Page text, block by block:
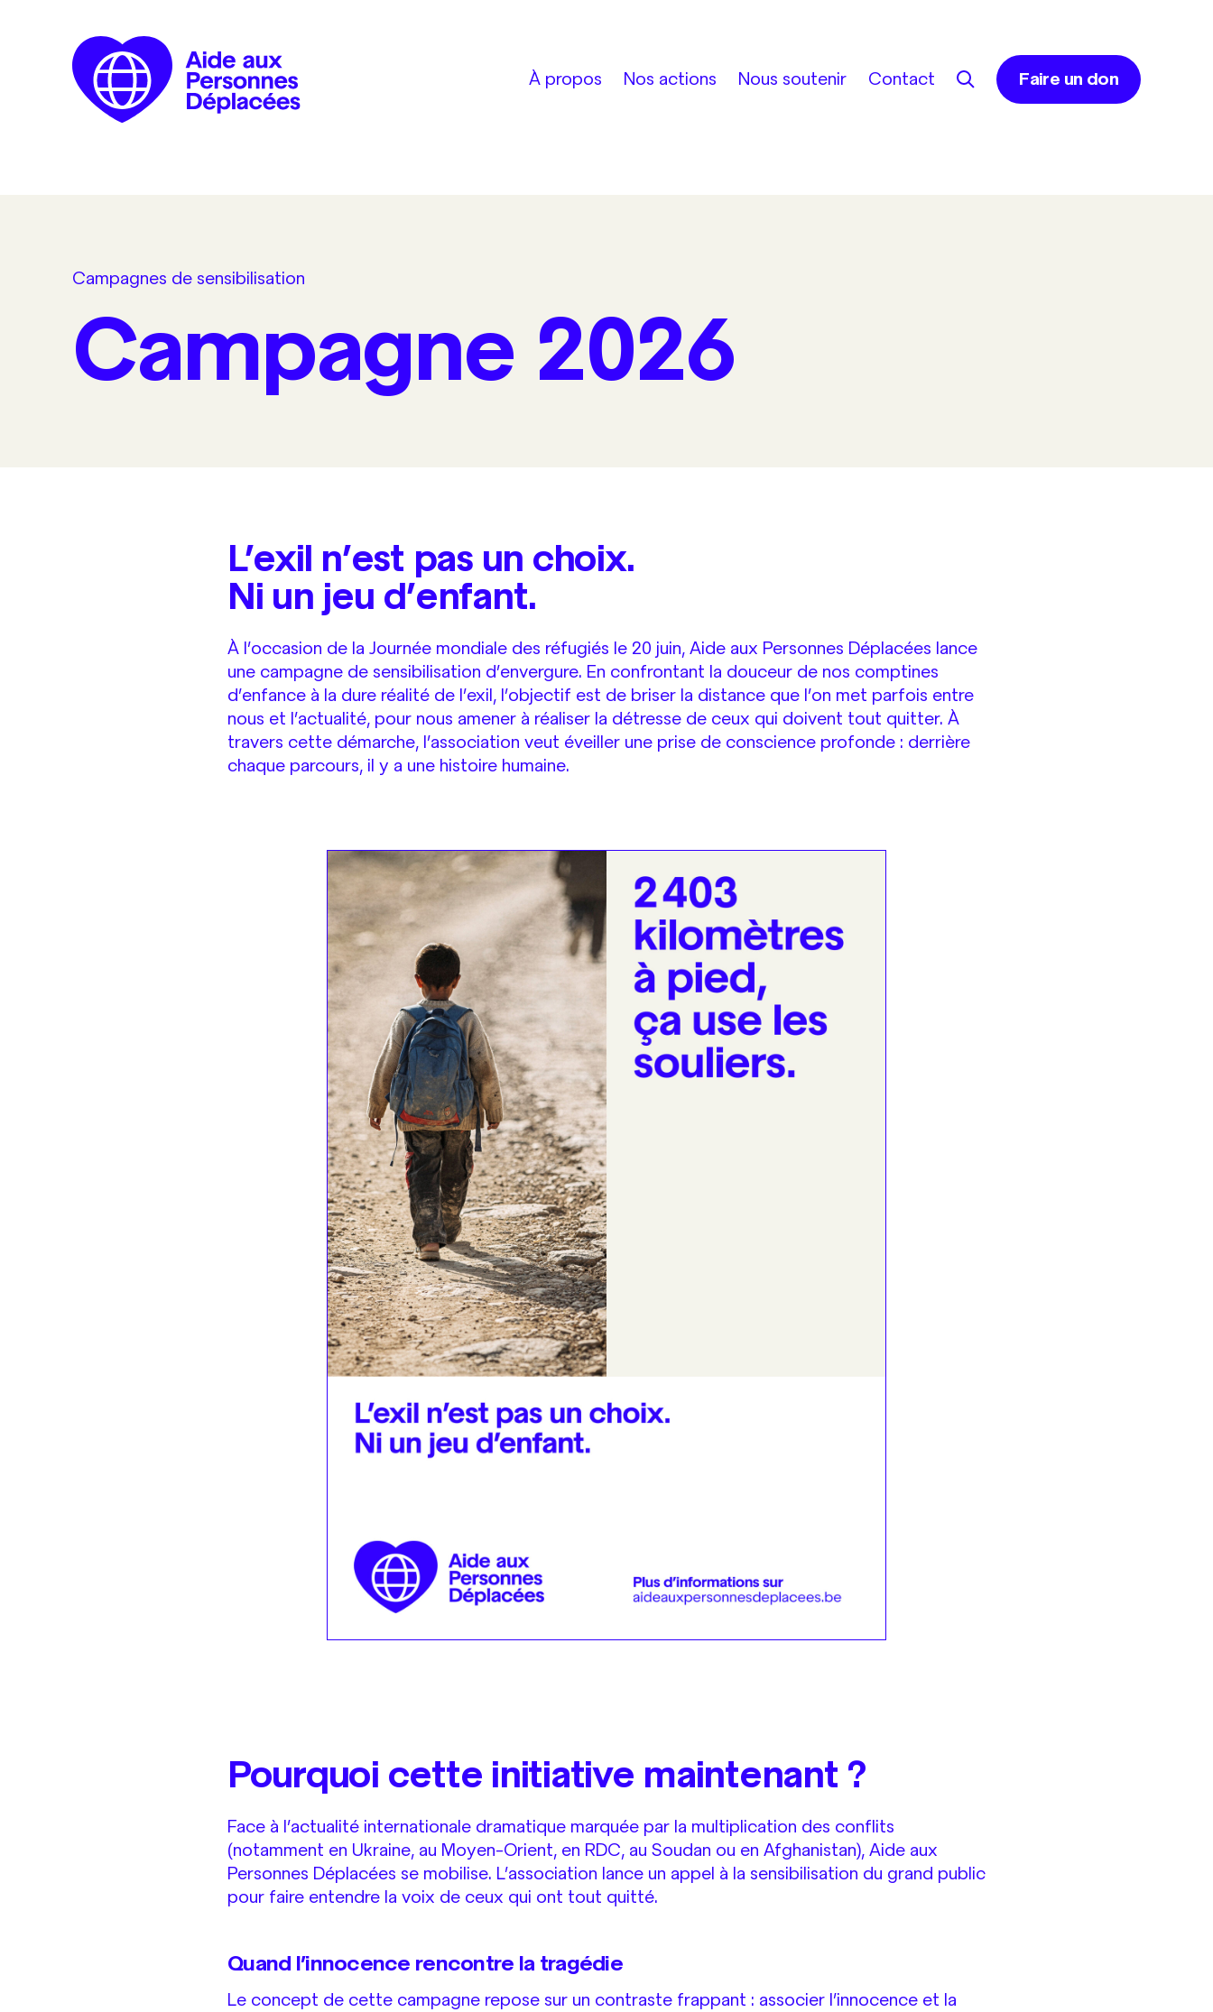
À propos Nos actions Nous soutenir Contact Faire un don
Campagnes de sensibilisation
Campagne 2026
L’exil n’est pas un choix.
Ni un jeu d’enfant.
À l’occasion de la Journée mondiale des réfugiés le 20 juin, Aide aux Personnes Déplacées lance
une campagne de sensibilisation d’envergure. En confrontant la douceur de nos comptines
d’enfance à la dure réalité de l’exil, l’objectif est de briser la distance que l’on met parfois entre
nous et l’actualité, pour nous amener à réaliser la détresse de ceux qui doivent tout quitter. À
travers cette démarche, l’association veut éveiller une prise de conscience profonde : derrière
chaque parcours, il y a une histoire humaine.
Pourquoi cette initiative maintenant ?
Face à l’actualité internationale dramatique marquée par la multiplication des conflits
(notamment en Ukraine, au Moyen-Orient, en RDC, au Soudan ou en Afghanistan), Aide aux
Personnes Déplacées se mobilise. L’association lance un appel à la sensibilisation du grand public
pour faire entendre la voix de ceux qui ont tout quitté.
Quand l’innocence rencontre la tragédie
Le concept de cette campagne repose sur un contraste frappant : associer l’innocence et la